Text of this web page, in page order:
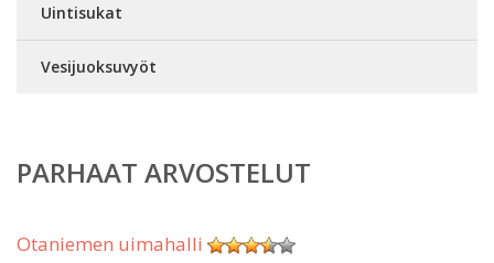
Uintisukat
Vesijuoksuvyöt
PARHAAT ARVOSTELUT
Otaniemen uimahalli